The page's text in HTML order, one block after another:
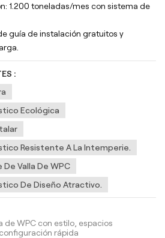
1.200 toneladas/mes con sistema de
guía de instalación gratuitos y
:
Ecológica
Resistente A La Intemperie.
Valla De WPC
De Diseño Atractivo.
de WPC con estilo, espacios
rápida